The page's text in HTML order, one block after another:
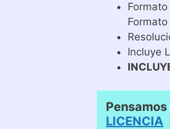
Incluye
LICENCIA